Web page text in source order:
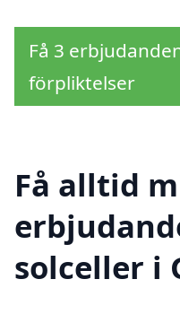
Få 3
förpliktelser
Få alltid
solceller i